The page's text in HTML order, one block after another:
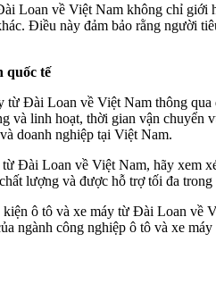
Loan về Việt Nam không chỉ giới
Điều này đảm bảo rằng người
quốc tế
Đài Loan về Việt Nam thông
và linh hoạt, thời gian vận
doanh nghiệp tại Việt Nam.
Đài Loan về Việt Nam, hãy xem
lượng và được hỗ trợ tối đa
ô tô và xe máy từ Đài Loan về
ngành công nghiệp ô tô và xe